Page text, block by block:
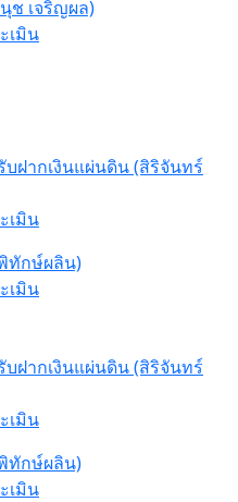
ช เจริญผล)
เมิน
บฝากเงินแผ่นดิน (สิริจันทร์
เมิน
ทักษ์ผลิน)
เมิน
บฝากเงินแผ่นดิน (สิริจันทร์
เมิน
ทักษ์ผลิน)
เมิน